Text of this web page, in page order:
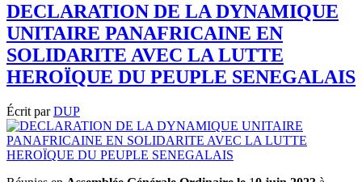
DECLARATION DE LA DYNAMIQUE
UNITAIRE PANAFRICAINE EN
SOLIDARITE AVEC LA LUTTE
HEROÏQUE DU PEUPLE SENEGALAIS
Écrit parDUP